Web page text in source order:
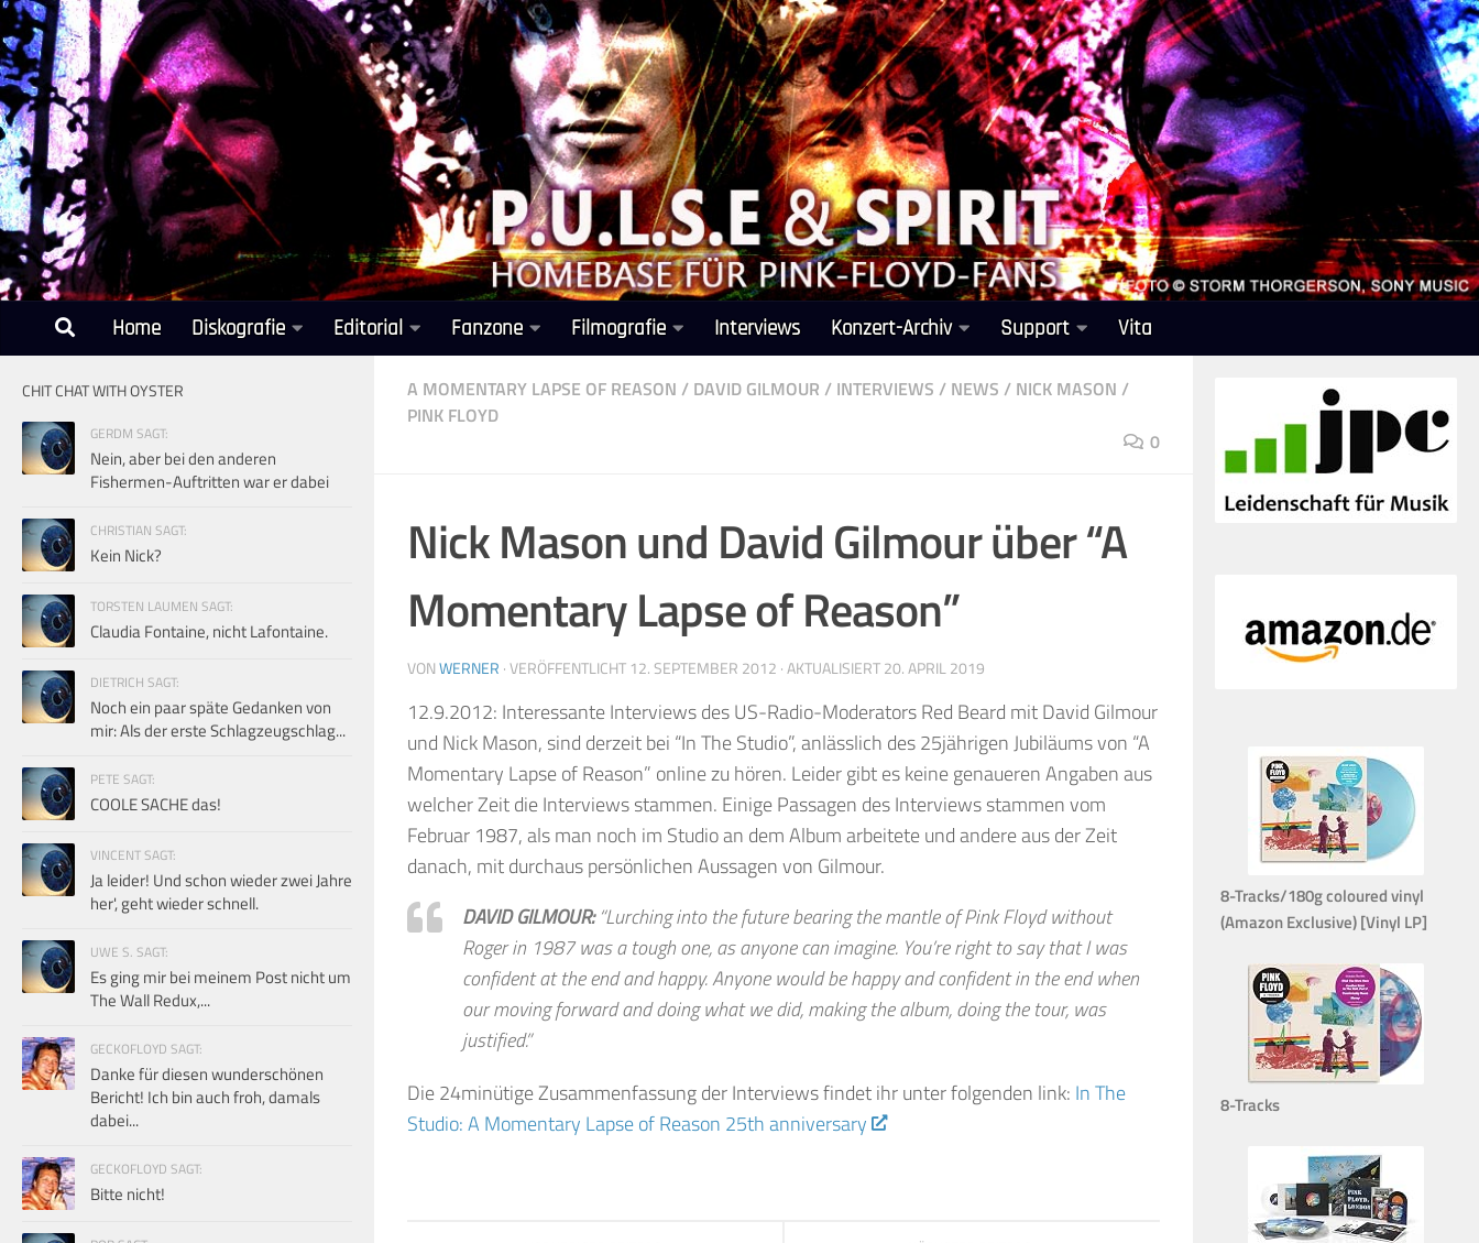
Unter dem Inhalt
Home Diskografie Editorial Fanzone Filmografie Interviews Konzert-Archiv Support Vita
A MOMENTARY LAPSE OF REASON / DAVID GILMOUR / INTERVIEWS / NEWS / NICK MASON /
PINK FLOYD
0
Nick Mason und David Gilmour über “A
Momentary Lapse of Reason”
VONWERNER · VERÖFFENTLICHT 12. SEPTEMBER 2012 · AKTUALISIERT20. APRIL 2019
12.9.2012: Interessante Interviews des US-Radio-Moderators Red Beard mit David Gilmour
und Nick Mason, sind derzeit bei “In The Studio”, anlässlich des 25jährigen Jubiläums von “A
Momentary Lapse of Reason” online zu hören. Leider gibt es keine genaueren Angaben aus
welcher Zeit die Interviews stammen. Einige Passagen des Interviews stammen vom
Februar 1987, als man noch im Studio an dem Album arbeitete und andere aus der Zeit
danach, mit durchaus persönlichen Aussagen von Gilmour.
DAVID GILMOUR:“Lurching into the future bearing the mantle of Pink Floyd without
Roger in 1987 was a tough one, as anyone can imagine. You’re right to say that I was
confident at the end and happy. Anyone would be happy and confident in the end when
our moving forward and doing what we did, making the album, doing the tour, was
justified.”
Die 24minütige Zusammenfassung der Interviews findet ihr unter folgenden link: In The
Studio: A Momentary Lapse of Reason 25th anniversary
CHIT CHAT WITH OYSTER
GERDM SAGT:
Nein, aber bei den anderen
Fishermen-Auftritten war er dabei
CHRISTIAN SAGT:
Kein Nick?
TORSTEN LAUMEN SAGT:
Claudia Fontaine, nicht Lafontaine.
DIETRICH SAGT:
Noch ein paar späte Gedanken von
mir: Als der erste Schlagzeugschlag...
PETE SAGT:
COOLE SACHE das!
VINCENT SAGT:
Ja leider! Und schon wieder zwei Jahre
her', geht wieder schnell.
UWE S. SAGT:
Es ging mir bei meinem Post nicht um
The Wall Redux,...
GECKOFLOYD SAGT:
Danke für diesen wunderschönen
Bericht! Ich bin auch froh, damals
dabei...
GECKOFLOYD SAGT:
Bitte nicht!
8-Tracks/180g coloured vinyl
(Amazon Exclusive) [Vinyl LP]
8-Tracks